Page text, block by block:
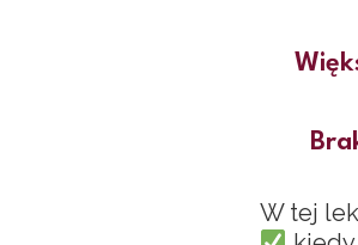
W tej